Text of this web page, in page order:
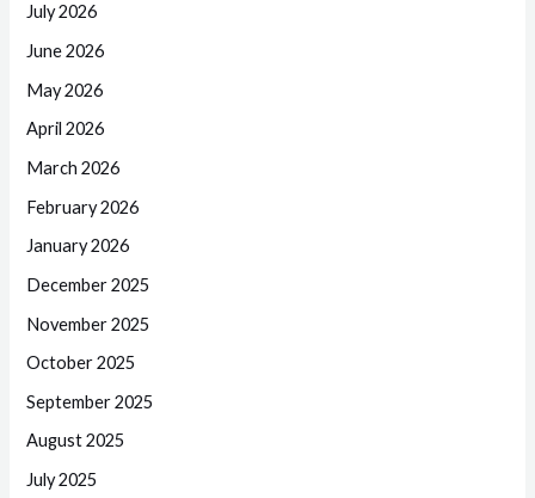
July 2026
June 2026
May 2026
April 2026
March 2026
February 2026
January 2026
December 2025
November 2025
October 2025
September 2025
August 2025
July 2025